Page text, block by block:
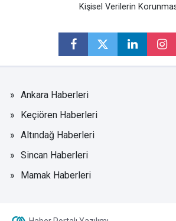
Kişisel Verilerin
Ankara Haberleri
Keçiören Haberleri
Altındağ Haberleri
Sincan Haberleri
Mamak Haberleri